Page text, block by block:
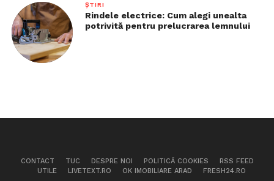
ȘTIRI
Rindele electrice: Cum alegi unealta
potrivită pentru prelucrarea lemnului
CONTACT TUC DESPRE NOI POLITICĂ COOKIES
RSS FEED
UTILE
LIVETEXT.RO OK IMOBILIARE ARAD FRESH24.RO